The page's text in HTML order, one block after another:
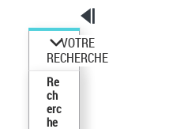
VOTRE
RECHERCHE
Re
ch
erc
he